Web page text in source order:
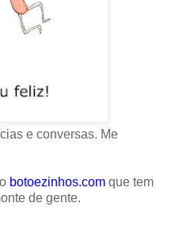
e conversas. Me
botoezinhos.com que tem
de gente.